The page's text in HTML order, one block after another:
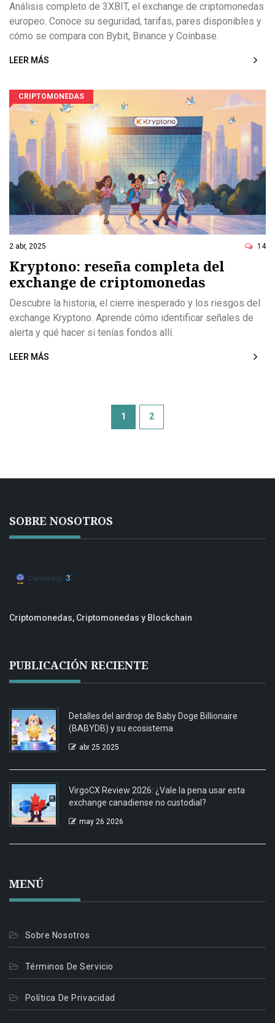
Análisis completo de 3XBIT, el exchange de criptomonedas
europeo. Conoce su seguridad, tarifas, pares disponibles y
cómo se compara con Bybit, Binance y Coinbase.
LEER MÁS
CRIPTOMONEDAS
2 abr, 2025 14
Kryptono: reseña completa del
exchange de criptomonedas
Descubre la historia, el cierre inesperado y los riesgos del
exchange Kryptono. Aprende cómo identificar señales de
alerta y qué hacer si tenías fondos allí.
LEER MÁS
1 2
SOBRE NOSOTROS
Criptomonedas, Criptomonedas y Blockchain
PUBLICACIÓN RECIENTE
Detalles del airdrop de Baby Doge Billionaire
(BABYDB) y su ecosistema
abr 25 2025
VirgoCX Review 2026: ¿Vale la pena usar esta
exchange canadiense no custodial?
may 26 2026
MENÚ
Sobre Nosotros
Términos De Servicio
Política De Privacidad